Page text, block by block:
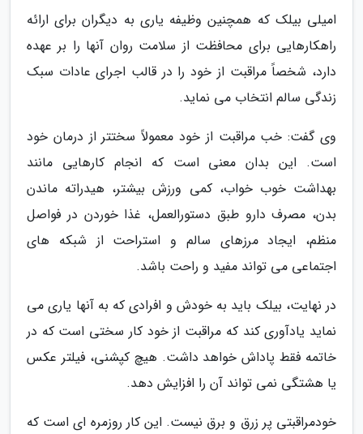
امیلی بیلک که همچنین وظیفه یاری به دیگران برای ارائه
راهکارهایی برای محافظت از سلامت روان آنها را بر عهده
دارد، شخصاً مراقبت از خود را در قالب اجرای عادات سبک
زندگی سالم انتخاب می نماید.
وی گفت: خب مراقبت از خود معمولاً سختتر از درمان خود
است. این بدان معنی است که انجام کارهایی مانند
بهداشت خوب خواب، کمی ورزش بیشتر، هیدراته ماندن
بدن، مصرف دارو طبق دستورالعمل، غذا خوردن در فواصل
منظم، ایجاد مرزهای سالم و استراحت از شبکه های
اجتماعی می تواند مفید و راحت باشد.
در نهایت، بیلک باید به خودش و افرادی که به آنها یاری می
نماید یادآوری کند که مراقبت از خود کار سختی است که در
خاتمه فقط پاداش خواهد داشت. هیچ کپشنی، فیلتر عکس
یا هشتگی نمی تواند آن را افزایش دهد.
خودمراقبتی پر زرق و برق نیست. این کار روزمره ای است که